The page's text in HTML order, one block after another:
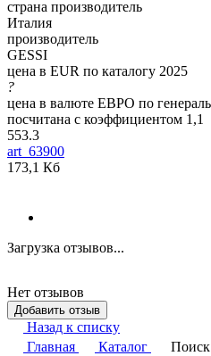
страна производитель
Италия
производитель
GESSI
цена в EUR по каталогу 2025
?
цена в валюте ЕВРО по
посчитана с коэффициентом 1,1
553.3
art_63900
173,1 Кб
Загрузка отзывов...
Нет отзывов
Добавить отзыв
Назад к списку
Главная
Каталог Поиск